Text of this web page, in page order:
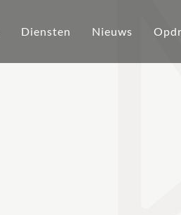
Diensten Nieuws